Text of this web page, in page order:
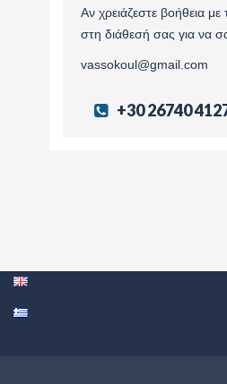
Αν χρειάζεστε βοήθεια
στη διάθεσή σας για να
vassokoul@gmail.com
+30 26740